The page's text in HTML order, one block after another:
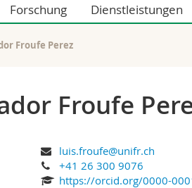
Fak.
Medien
Forschung Dienstleistungen
Froufe Perez
Froufe
luis.froufe@unifr.ch
+41 26 300 9076
https://orcid.org/0000-